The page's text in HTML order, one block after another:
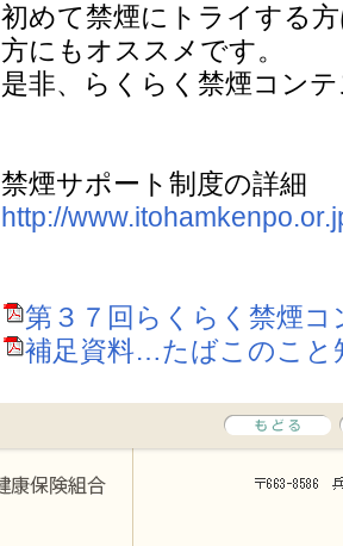
初めて禁煙にトライする
方にもオススメです。
是非、らくらく禁煙コン
禁煙サポート制度の詳細
http://
第３７回らくらく禁煙
補足資料…たばこのこと